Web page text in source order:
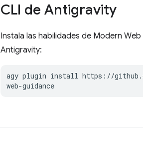
CLI de Antigravity
Instala las habilidades de Modern
Antigravity:
agy plugin install https://
web-guidance